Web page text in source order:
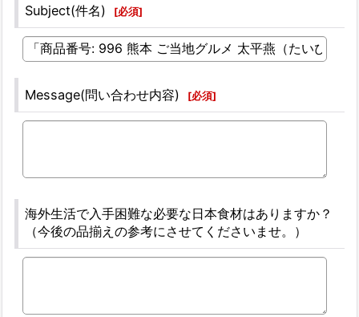
Subject(件名) [必須]
Message(問い合わせ内容) [必須]
海外生活で入手困難な必要な日本食材はありますか？
（今後の品揃えの参考にさせてくださいませ。）